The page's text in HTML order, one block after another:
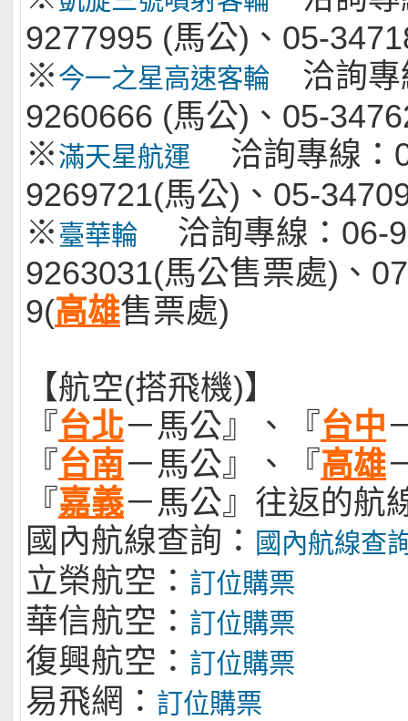
9277995 (馬公)、05-
※今一之星高速客輪
洽詢專
9260666 (馬公)、05-
※滿天星航運
洽詢專線：
9269721(馬公)、05-
※臺華輪
洽詢專線：06-
9263031(馬公售票處)、
9(高雄售票處)
【航空(搭飛機)】
『台北－馬公』、『台中
『台南－馬公』、『高雄
『嘉義－馬公』往返的航
國內航線查詢： 國內航線查
立榮航空： 訂位購票
華信航空： 訂位購票
復興航空： 訂位購票
易飛網： 訂位購票